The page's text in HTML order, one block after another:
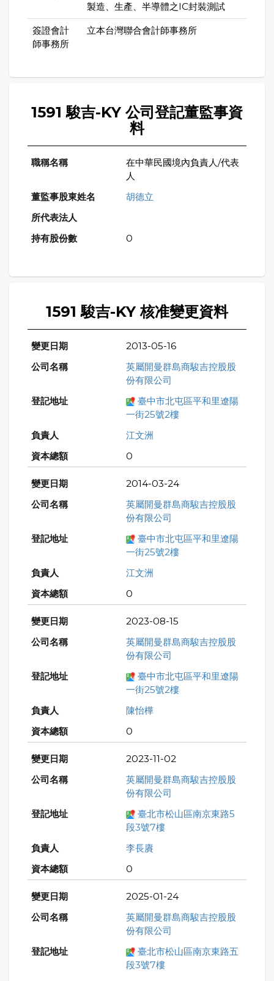
製造、生產、半導體之IC封裝測試
簽證會計
師事務所
立本台灣聯合會計師事務所
1591 駿吉-KY 公司登記董監事資
料
在中華民國境內負責人/代表
人
胡德立
0
1591 駿吉-KY 核准變更資料
2013-05-16
英屬開曼群島商駿吉控股股
份有限公司
臺中市北屯區平和里遼陽
一街25號2樓
江文洲
0
2014-03-24
英屬開曼群島商駿吉控股股
份有限公司
臺中市北屯區平和里遼陽
一街25號2樓
江文洲
0
2023-08-15
英屬開曼群島商駿吉控股股
份有限公司
臺中市北屯區平和里遼陽
一街25號2樓
陳怡樺
0
2023-11-02
英屬開曼群島商駿吉控股股
份有限公司
臺北市松山區南京東路5
段3號7樓
李長賡
0
2025-01-24
英屬開曼群島商駿吉控股股
份有限公司
臺北市松山區南京東路五
段3號7樓